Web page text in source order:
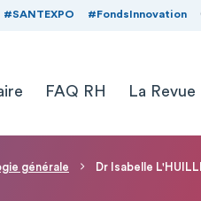
#SANTEXPO #FondsInnovation
FAQ RH La Revue
générale Dr Isabelle